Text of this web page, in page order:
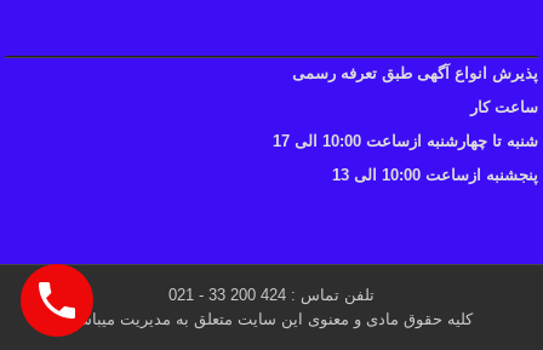
پذیرش انواع آگهی طبق تعرفه رسمی
ساعت کار
شنبه تا چهارشنبه ازساعت 10:00 الی 17
پنجشنبه ازساعت 10:00 الی 13
تلفن تماس : 424 200 33 - 021
کلیه حقوق مادی و معنوی این سایت متعلق به مدیریت میباشد